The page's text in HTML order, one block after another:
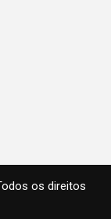
os direitos